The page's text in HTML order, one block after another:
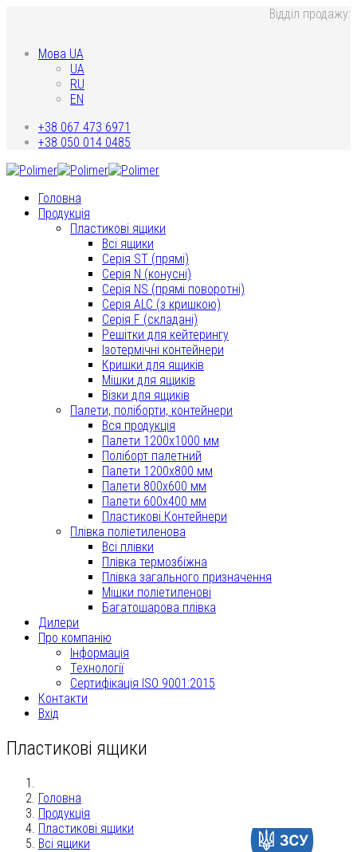
Відділ продажу:
Мова UA
UA
RU
EN
+38 067 473 6971
+38 050 014 0485
Головна
Продукція
Пластикові ящики
Всі ящики
Серія ST (прямі)
Серія N (конусні)
Серія NS (прямі поворотні)
Серія ALC (з кришкою)
Серія F (складані)
Решітки для кейтерингу
Ізотермічні контейнери
Кришки для ящиків
Мішки для ящиків
Візки для ящиків
Палети, поліборти, контейнери
Вся продукція
Палети 1200x1000 мм
Поліборт палетний
Палети 1200x800 мм
Палети 800x600 мм
Палети 600x400 мм
Пластикові Контейнери
Плівка поліетиленова
Всі плівки
Плівка термозбіжна
Плівка загального призначення
Мішки поліетиленові
Багатошарова плівка
Дилери
Про компанію
Інформація
Технології
Сертифікація ISO 9001:2015
Контакти
Вхід
Пластикові ящики
Головна
Продукція
Пластикові ящики
Всі ящики